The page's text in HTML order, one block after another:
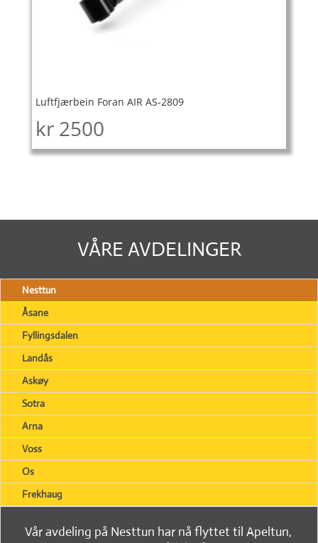
Luftfjærbein Foran AIR AS-2809
kr 2500
VÅRE AVDELINGER
Nesttun
Åsane
Fyllingsdalen
Landås
Askøy
Sotra
Arna
Voss
Os
Frekhaug
Vår avdeling på Nesttun har nå flyttet til Apeltun,